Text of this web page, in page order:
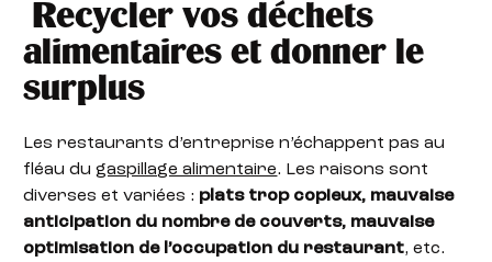
Recycler vos déchets
alimentaires et donner le
surplus
Les restaurants d’entreprise n’échappent pas au
fléau dugaspillage alimentaire. Les raisons sont
diverses et variées : plats trop copieux, mauvaise
anticipation du nombre de couverts, mauvaise
optimisation de l’occupation du restaurant, etc.